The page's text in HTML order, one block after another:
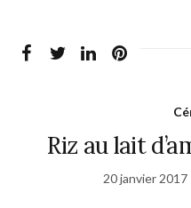
Riz au lait
20 janvier 2017